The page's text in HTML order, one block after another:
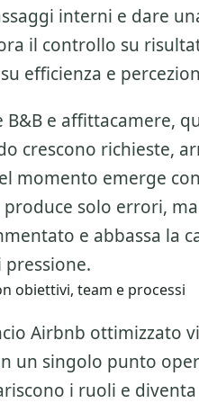
interni e dare
il controllo su
efficienza e
B&B e affittacamere,
crescono richieste,
momento emerge
solo errori,
e abbassa la
obiettivi, team e processi
Airbnb ottimizzato
un singolo punto
i ruoli e